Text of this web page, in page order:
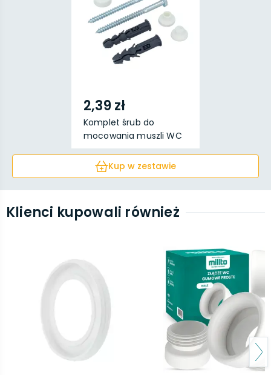
2,39 zł
Komplet śrub do
mocowania muszli WC
6x80...
Kup w zestawie
Klienci kupowali również